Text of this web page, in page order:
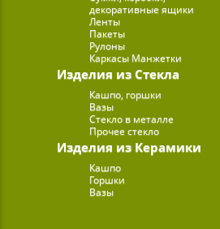
декоративные ящики
Ленты
Пакеты
Рулоны
Каркасы Манжетки
Изделия из Стекла
Кашпо, горшки
Вазы
Стекло в металле
Прочее стекло
Изделия из Керамики
Кашпо
Горшки
Вазы